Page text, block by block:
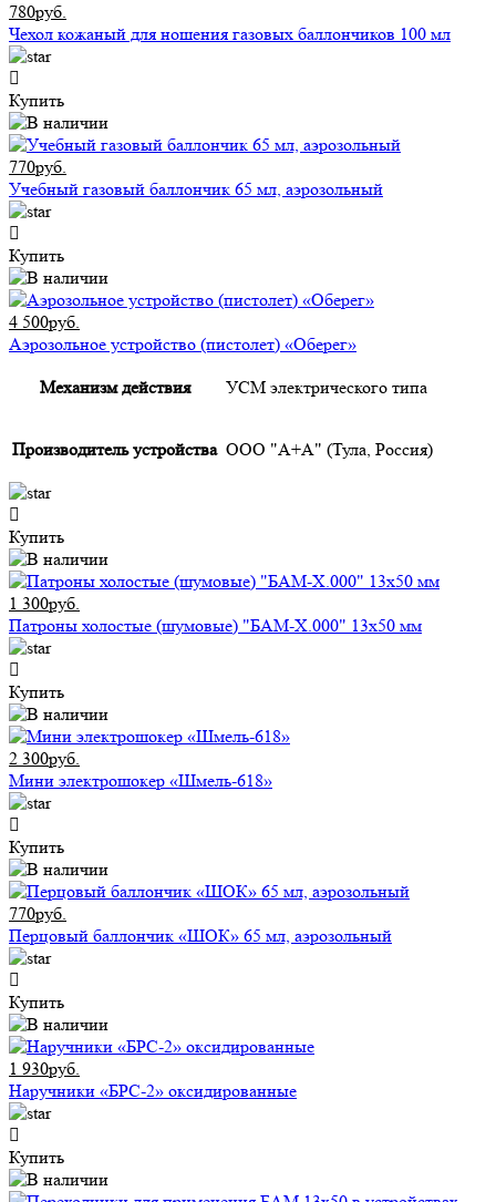
780руб.
Чехол кожаный для ношения газовых баллончиков 100 мл
Купить
770руб.
Учебный газовый баллончик 65 мл, аэрозольный
Купить
4 500руб.
Аэрозольное устройство (пистолет) «Оберег»
Механизм действия УСМ электрического типа
Производитель устройства ООО "А+А" (Тула, Россия)
Купить
1 300руб.
Патроны холостые (шумовые) "БАМ-Х.000" 13х50 мм
Купить
2 300руб.
Мини электрошокер «Шмель-618»
Купить
770руб.
Перцовый баллончик «ШОК» 65 мл, аэрозольный
Купить
1 930руб.
Наручники «БРС-2» оксидированные
Купить